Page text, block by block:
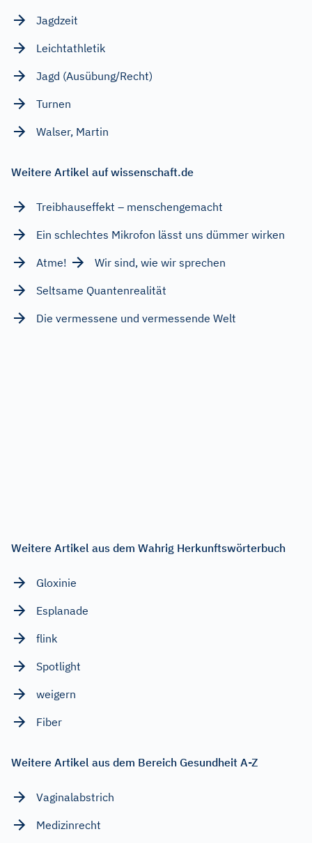
Jagdzeit
Leichtathletik
Jagd (Ausübung/Recht)
Turnen
Walser, Martin
Weitere Artikel auf wissenschaft.de
Treibhauseffekt – menschengemacht
Ein schlechtes Mikrofon lässt uns dümmer wirken
Atme!
Wir sind, wie wir sprechen
Seltsame Quantenrealität
Die vermessene und vermessende Welt
Weitere Artikel aus dem Wahrig Herkunftswörterbuch
Gloxinie
Esplanade
flink
Spotlight
weigern
Fiber
Weitere Artikel aus dem Bereich Gesundheit A-Z
Vaginalabstrich
Medizinrecht